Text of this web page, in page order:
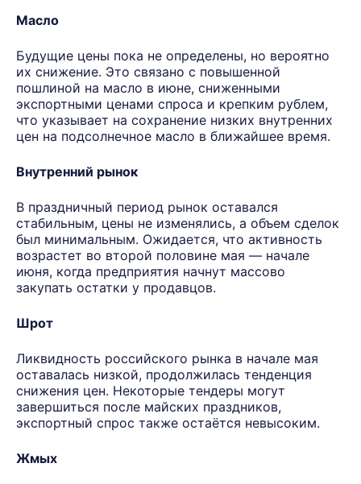
Масло
Будущие цены пока не определены, но вероятно
их снижение. Это связано с повышенной
пошлиной на масло в июне, сниженными
экспортными ценами спроса и крепким рублем,
что указывает на сохранение низких внутренних
цен на подсолнечное масло в ближайшее время.
Внутренний рынок
В праздничный период рынок оставался
стабильным, цены не изменялись, а объем сделок
был минимальным. Ожидается, что активность
возрастет во второй половине мая — начале
июня, когда предприятия начнут массово
закупать остатки у продавцов.
Шрот
Ликвидность российского рынка в начале мая
оставалась низкой, продолжилась тенденция
снижения цен. Некоторые тендеры могут
завершиться после майских праздников,
экспортный спрос также остаётся невысоким.
Жмых